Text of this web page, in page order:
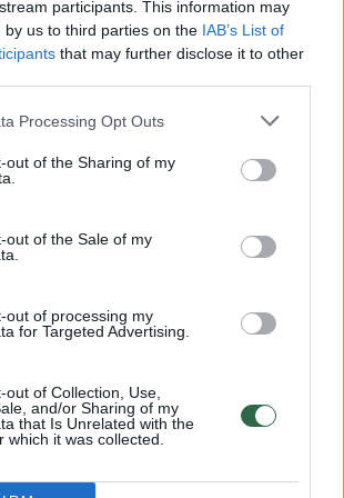
participants. This information may
by us to third parties on the IAB’s List of
that may further disclose it to other
Processing Opt Outs
out of the Sharing of my
out of the Sale of my
out of processing my
for Targeted Advertising.
out of Collection, Use,
and/or Sharing of my
that Is Unrelated with the
which it was collected.
nepavyko
diena
00:00:57
laiko bandymu įsitvirtinti
jis yra neteisus
00:00:59
Vilniaus Vakarinis aplinkkelis:
diena